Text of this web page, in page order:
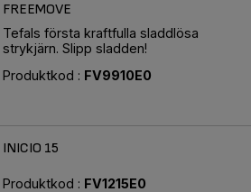
FREEMOVE
Tefals första kraftfulla sladdlösa
strykjärn. Slipp sladden!
Produktkod : FV9910E0
INICIO 15
Produktkod : FV1215E0